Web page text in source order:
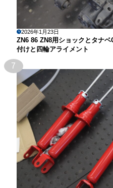
2026年1月23日
ZN6 86 ZN8用ショックとタナ
付けと四輪アライメント
7